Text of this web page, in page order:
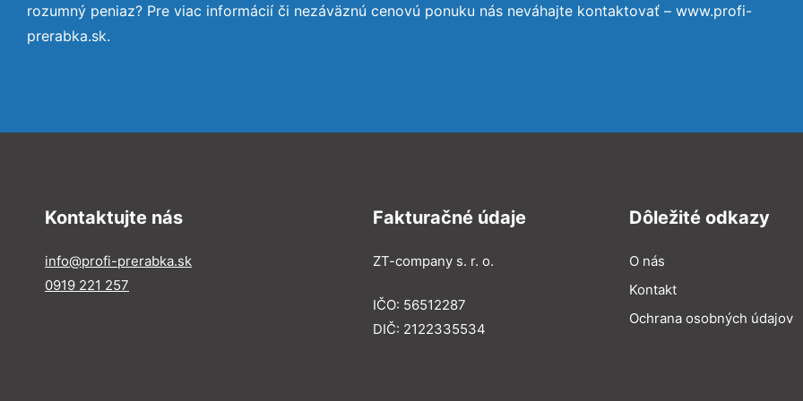
rozumný peniaz? Pre viac informácií či nezáväznú cenovú ponuku nás neváhajte kontaktovať – www.profi-
prerabka.sk.
Kontaktujte nás
info@profi-prerabka.sk
0919 221 257
Fakturačné údaje
ZT-company s. r. o.
IČO: 56512287
DIČ: 2122335534
Dôležité odkazy
O nás
Kontakt
Ochrana osobných údajov